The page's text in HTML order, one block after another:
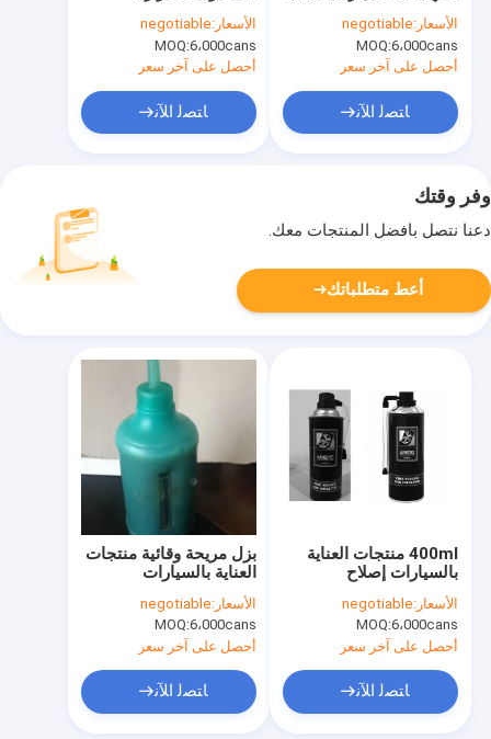
المنخفضة محرك بدء رذاذ
/ محرك سريع بدءا رذاذ
السائل
الأسعار:negotiable
MOQ:6،000cans
أحصل على آخر سعر
ﺎﺘﺼﻟ ﺍﻶﻧ
السريع درجة حرارة
منخفضة
الأسعار:negotiable
MOQ:6،000cans
أحصل على آخر سعر
ﺎﺘﺼﻟ ﺍﻶﻧ
وفر وقتك
دعنا نتصل بأفضل المنتجات معك.
أعط متطلباتك
بزل مريحة وقائية منتجات
العناية بالسيارات
السيارات تسرب الإطارات
الأسعار:negotiable
MOQ:6،000cans
أحصل على آخر سعر
ﺎﺘﺼﻟ ﺍﻶﻧ
400ml منتجات العناية
بالسيارات إصلاح
المحمولة إصلاح سريع
الاطارات السدادة نافخة
رذاذ
الأسعار:negotiable
MOQ:6،000cans
أحصل على آخر سعر
ﺎﺘﺼﻟ ﺍﻶﻧ